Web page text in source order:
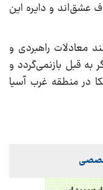
عشق‌اند و دایره این
معادلات راهبردی و
به قبل بازنمی‌گردد و
در منطقه غرب آسیا